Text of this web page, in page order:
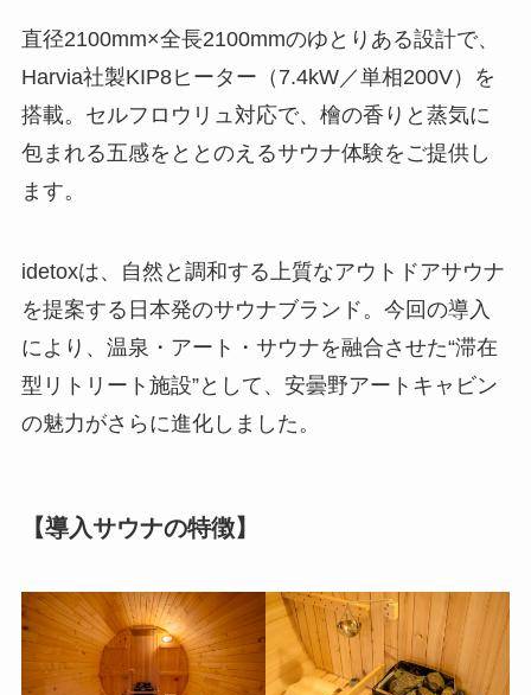
直径2100mm×全長2100mmのゆとりある設計で、
Harvia社製KIP8ヒーター（7.4kW／単相200V）を
搭載。セルフロウリュ対応で、檜の香りと蒸気に
包まれる五感をととのえるサウナ体験をご提供し
ます。
idetoxは、自然と調和する上質なアウトドアサウナ
を提案する日本発のサウナブランド。今回の導入
により、温泉・アート・サウナを融合させた“滞在
型リトリート施設”として、安曇野アートキャビン
の魅力がさらに進化しました。
【導入サウナの特徴】